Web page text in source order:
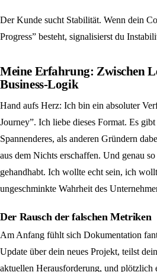
Der Kunde sucht Stabilität. Wenn dein
Progress” besteht, signalisierst du
Meine Erfahrung: Zwischen
Business-Logik
Hand aufs Herz: Ich bin ein absoluter
Journey”. Ich liebe dieses Format. Es
Spannenderes, als anderen Gründern
aus dem Nichts erschaffen. Und genau
gehandhabt. Ich wollte echt sein, ich
ungeschminkte Wahrheit des
Der Rausch der falschen Metriken
Am Anfang fühlt sich Dokumentation
Update über dein neues Projekt, teilst
aktuellen Herausforderung, und plötzlich